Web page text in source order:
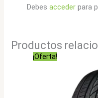
Debes accederpara
Productos
¡Oferta!